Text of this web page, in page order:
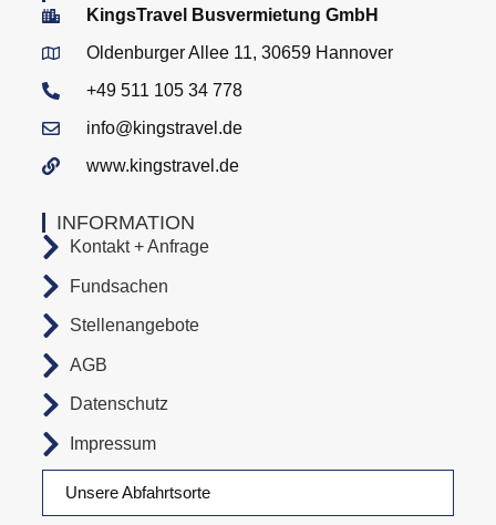
Unsere Abfahrtsorte
INFORMATION
Kontakt + Anfrage
Fundsachen
Stellenangebote
AGB
Datenschutz
Impressum
KingsTravel Busvermietung GmbH
Oldenburger Allee 11, 30659 Hannover
+49 511 105 34 778
info@kingstravel.de
www.kingstravel.de